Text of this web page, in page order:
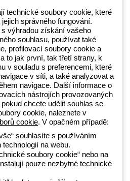
od roku 2025 a jeho ekosystému
propojená světelná řešení, která
a podporují profesionály a
jejich potřeb.Zjistěte více o
CS
technické soubory cookie, které
správného fungování.
výhradou získání vašeho
souhlasu, používat také
profilovací soubory cookie a
to jak první, tak třetí strany, k
v souladu s preferencemi, které
v síti, a také analyzovat a
navigace. Další informace o
nástrojích provozovaných
chcete udělit souhlas se
cookie, naleznete v
cookie. V opačném případě:
souhlasíte s používáním
na webu.
soubory cookie“ nebo na
pouze nezbytné technické